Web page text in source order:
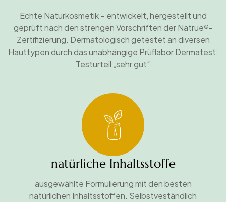
Echte Naturkosmetik – entwickelt, hergestellt und
geprüft nach den strengen Vorschriften der Natrue®-
Zertifizierung. Dermatologisch getestet an diversen
Hauttypen durch das unabhängige Prüflabor Dermatest:
Testurteil „sehr gut“
natürliche Inhaltsstoffe
ausgewählte Formulierung mit den besten
natürlichen Inhaltsstoffen. Selbstveständlich